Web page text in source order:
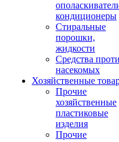
кондиционеры
Стиральные
порошки,
жидкости
Средства
насекомых
Хозяйственные
Прочие
хозяйственные
пластиковые
изделия
Прочие